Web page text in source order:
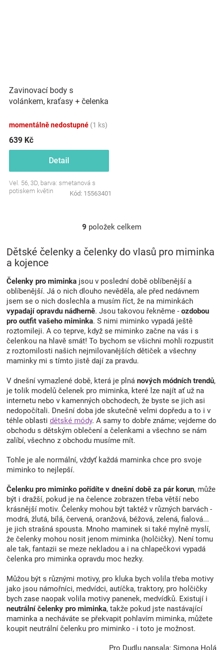
Zavinovací body s
volánkem, kraťasy + čelenka
Květinky, smetanové
momentálně nedostupné (1 ks)
639 Kč
Detail
Vel. 56, 3D, barva: smetanová s
potiskem květin
Kód: 15563401
O
l
á
a
c
í
p
r
v
k
y
v
ý
i
s
u
9 položek celkem
Dětské čelenky a čelenky do vlasů pro miminka
a kojence
Čelenky pro miminka jsou v poslední době oblíbenější a
oblíbenější. Já o nich dlouho nevěděla, ale před nedávnem
jsem se o nich doslechla a musím říct, že na miminkách
vypadají opravdu nádherně. Jsou takovou řekněme - ozdobou
pro outfit vašeho miminka. S nimi miminko vypadá ještě
roztomileji. A co teprve, když se miminko začne na vás i s
čelenkou na hlavě smát! To bychom se všichni mohli rozpustit
z roztomilosti našich nejmilovanějších dětiček a všechny
maminky mi s tímto jistě dají za pravdu.
V dnešní vymazlené době, která je plná nových módních trendů,
je tolik modelů čelenek pro miminka, které lze najít ať už na
internetu nebo v kamenných obchodech, že byste se jich asi
nedopočítali. Dnešní doba jde skutečně velmi dopředu a to i v
téhle oblasti dětské módy. A samy to dobře známe; vejdeme do
obchodu s dětským oblečení a čelenkami a všechno se nám
zalíbí, všechno z obchodu musíme mít.
Tohle je ale normální, vždyť každá maminka chce pro svoje
miminko to nejlepší.
Čelenku pro miminko pořídíte v dnešní době za pár korun, může
být i dražší, pokud je na čelence zobrazen třeba větší nebo
krásnější motiv. Čelenky mohou být taktéž v různých barvách -
modrá, žlutá, bílá, červená, oranžová, béžová, zelená, fialová...
je jich strašná spousta. Mnoho maminek si také mylně myslí,
že čelenky mohou nosit jenom miminka (holčičky). Není tomu
ale tak, fantazii se meze nekladou a i na chlapečkovi vypadá
čelenka pro miminka opravdu moc hezky.
Můžou být s různými motivy, pro kluka bych volila třeba motivy
jako jsou námořníci, medvídci, autíčka, traktory, pro holčičky
bych zase naopak volila motivy panenek, medvídků. Existují i
neutrální čelenky pro miminka, takže pokud jste nastávající
maminka a necháváte se překvapit pohlavím miminka, můžete
koupit neutrální čelenku pro miminko - i toto je možnost.
Pro Dudlu napsala: Simona Holá